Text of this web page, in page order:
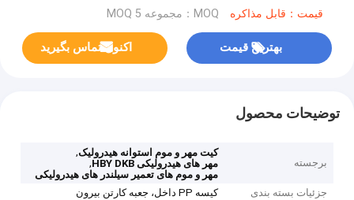
قیمت：قابل مذاکره MOQ：مجموعه MOQ 5
بهترین قیمت اکنون تماس بگیرید
توضیحات محصول
برجسته
کیت مهر و موم استوانه هیدرولیک,
مهر های هیدرولیکی HBY DKB
,
مهر و موم های تعمیر سیلندر های هیدرولیکی
جزئیات بسته بندی
کیسه PP داخل، جعبه کارتن بیرون